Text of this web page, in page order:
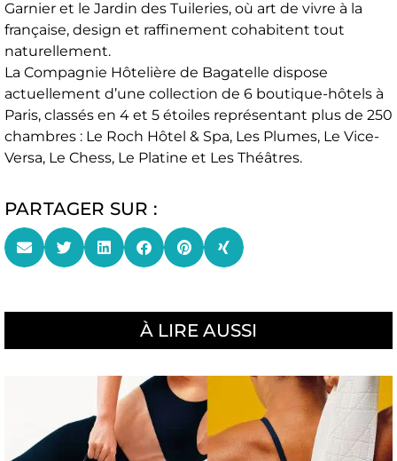
Garnier et le Jardin des Tuileries, où art de vivre à la
française, design et raffinement cohabitent tout
naturellement.
La Compagnie Hôtelière de Bagatelle dispose
actuellement d’une collection de 6 boutique-hôtels à
Paris, classés en 4 et 5 étoiles représentant plus de 250
chambres : Le Roch Hôtel & Spa, Les Plumes, Le Vice-
Versa, Le Chess, Le Platine et Les Théâtres.
PARTAGER SUR :
À LIRE AUSSI